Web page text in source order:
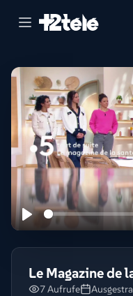
Le Magazine de
7 Aufrufe